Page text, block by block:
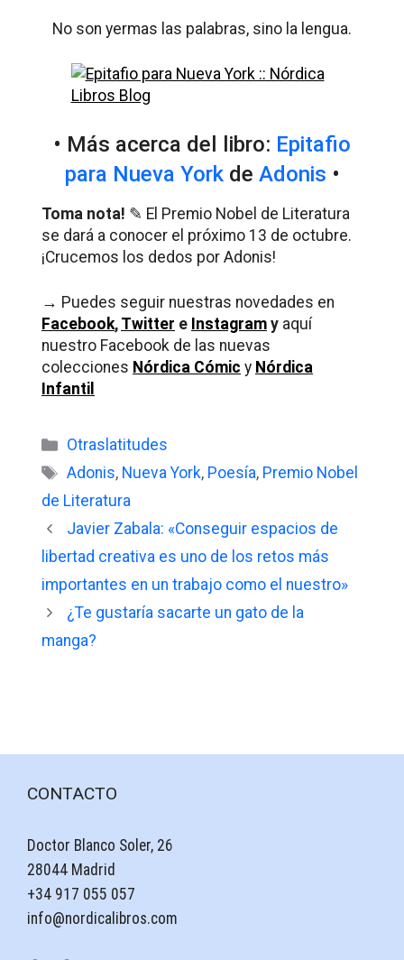
No son yermas las palabras, sino la lengua.
• Más acerca del libro: Epitafio
para Nueva Yorkde Adonis •
Toma nota! ✎ El Premio Nobel de Literatura
se dará a conocer el próximo 13 de octubre.
¡Crucemos los dedos por Adonis!
→ Puedes seguir nuestras novedades en
Facebook, Twitter e Instagram y aquí
nuestro Facebook de las nuevas
colecciones Nórdica Cómic y Nórdica
Infantil
Categorías
Otraslatitudes
Etiquetas
Adonis, Nueva York, Poesía, Premio Nobel
de Literatura
Javier Zabala: «Conseguir espacios de
libertad creativa es uno de los retos más
importantes en un trabajo como el nuestro»
¿Te gustaría sacarte un gato de la
manga?
CONTACTO
Doctor Blanco Soler, 26
28044 Madrid
+34 917 055 057
info@nordicalibros.com